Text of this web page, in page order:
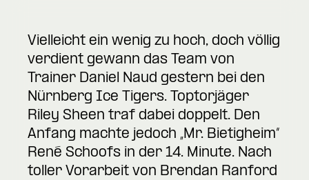
Vielleicht ein wenig zu hoch, doch völlig
verdient gewann das Team von
Trainer Daniel Naud gestern bei den
Nürnberg Ice Tigers. Toptorjäger
Riley Sheen traf dabei doppelt. Den
Anfang machte jedoch „Mr. Bietigheim“
René Schoofs in der 14. Minute. Nach
toller Vorarbeit von Brendan Ranford